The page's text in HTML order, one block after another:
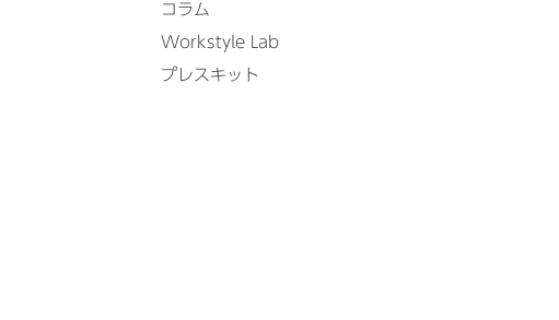
コラム
Workstyle Lab
プレスキット